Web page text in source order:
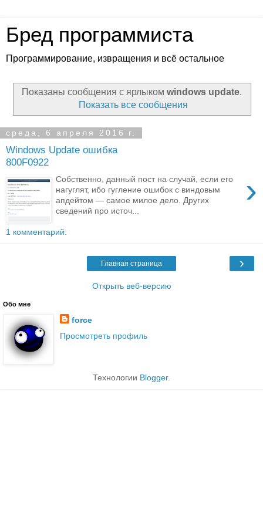
Бред программиста
Программирование, извращения и всё остальное
Показаны сообщения с ярлыком windows update.
Показать все сообщения
среда, 6 апреля 2016 г.
Windows Update ошибка
800F0922
›
Собственно, данный пост на случай, если его
нагуглят, ибо гугление ошибок с виндовым
апдейтом — самое милое дело. Других
сведений про источ...
1 комментарий:
›
Главная страница
Открыть веб-версию
Обо мне
force
Просмотреть профиль
Технологии Blogger.